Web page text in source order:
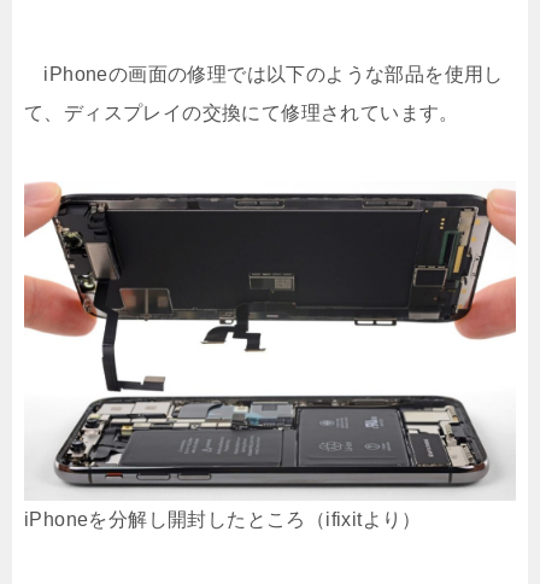
iPhoneの画面の修理では以下のような部品を使用し
て、ディスプレイの交換にて修理されています。
iPhoneを分解し開封したところ（ifixitより）